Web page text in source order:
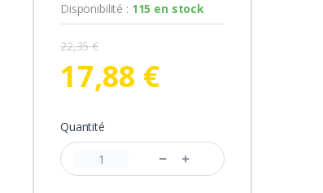
Disponibilité : 115 en stock
22,35 €
17,88 €
Quantité